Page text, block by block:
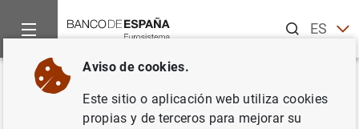
ESEN
Inicio Noticias y eventos
Volver
Estadísticas de fondos de
Aviso de cookies.
Este sitio o aplicación web utiliza cookies
propias y de terceros para mejorar su